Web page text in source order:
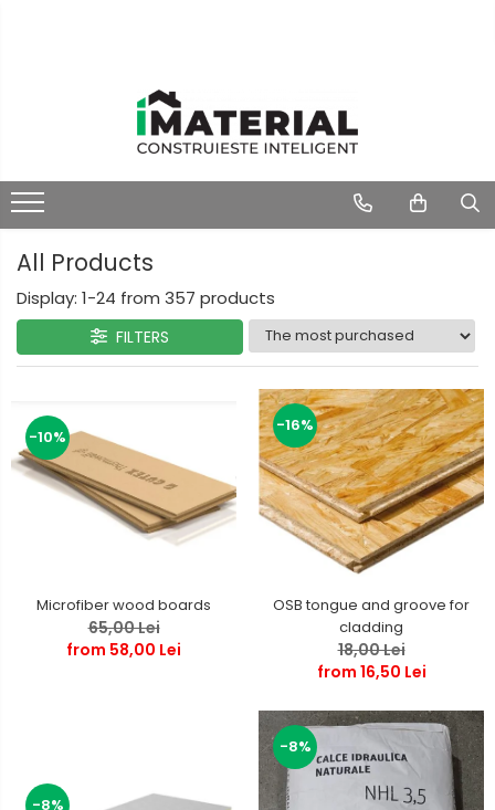
All Products
Display: 1-24 from 357 products
FILTERS
-10%
Microfiber wood boards
65,00 Lei
from 58,00 Lei
-16%
OSB tongue and groove for
cladding
18,00 Lei
from 16,50 Lei
-8%
-8%